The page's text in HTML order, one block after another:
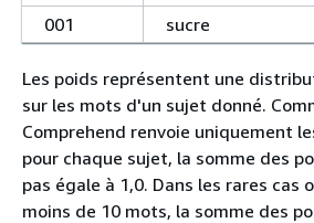
001
sucre
Les poids représentent une
sur les mots d'un sujet donné.
Comprehend renvoie uniquement
pour chaque sujet, la somme des
pas égale à 1,0. Dans les rares cas
moins de 10 mots, la somme des